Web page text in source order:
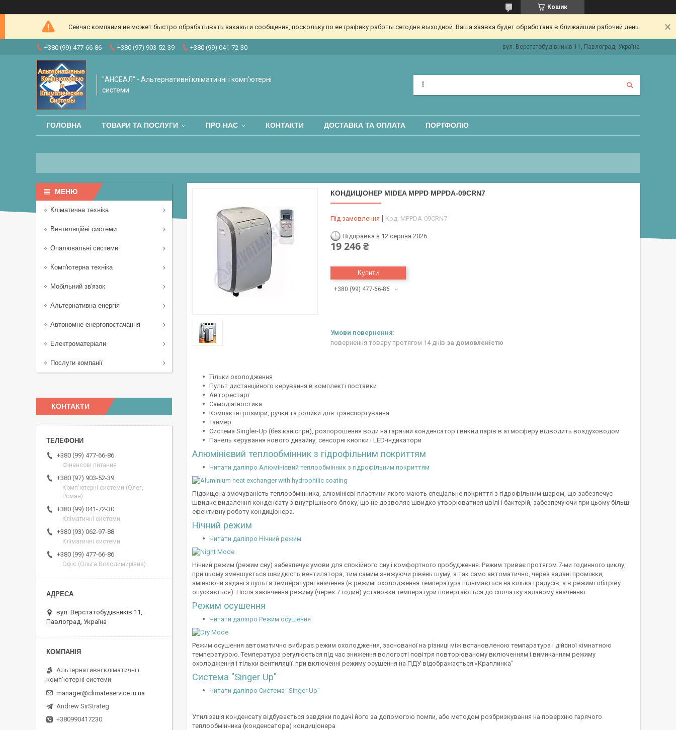
Кошик
Сейчас компания не может быстро обрабатывать заказы и сообщения, поскольку по ее графику работы сегодня выходной. Ваша заявка будет обработана в ближайший рабочий день.
+380 (99) 477-66-86 +380 (97) 903-52-39 +380 (99) 041-72-30 вул. Верстатобудівників 11, Павлоград, Україна
"АНСЕАЛ" - Альтернативні кліматичні і комп'ютерні
системи
ГОЛОВНА ТОВАРИ ТА ПОСЛУГИ ПРО НАС КОНТАКТИ ДОСТАВКА ТА ОПЛАТА ПОРТФОЛІО
КОНДИЦІОНЕР MIDEA MPPD MPPDA-09CRN7
Під замовлення Код: MPPDA-09CRN7
Відправка з 12 серпня 2026
19 246 ₴
Купити
+380 (99) 477-66-86
повернення товару протягом 14 днів за домовленістю
Тільки охолодження
Пульт дистанційного керування в комплекті поставки
Авторестарт
Самодіагностика
Компактні розміри, ручки та ролики для транспортування
Таймер
Система Singler-Up (без каністри), розпорошення води на гарячий конденсатор і викид парів в атмосферу відводить воздуховодом
Панель керування нового дизайну, сенсорні кнопки і LED-індикатори
Алюмінієвий теплообмінник з гідрофільним покриттям
Читати даліпро Алюмінієвий теплообмінник з гідрофільним покриттям
Підвищена змочуваність теплообмінника, алюмінієві пластини якого мають спеціальне покриття з гідрофільним шаром, що забезпечує
швидке видалення конденсату з внутрішнього блоку, що не дозволяє швидко утворюватися цвілі і бактерій, забезпечуючи при цьому більш
ефективну роботу кондиціонера.
Нічний режим
Читати даліпро Нічний режим
Нічний режим (режим сну) забезпечує умови для спокійного сну і комфортного пробудження. Режим триває протягом 7-ми годинного циклу,
при цьому зменшується швидкість вентилятора, тим самим знижуючи рівень шуму, а так само автоматично, через задані проміжки,
змінюючи задані з пульта температурні значення (в режимі охолодження температура піднімається на кілька градусів, а в режимі обігріву
опускається). Після закінчення режиму (через 7 годин) установки температури повертаються до спочатку заданому значенню.
Режим осушення
Читати даліпро Режим осушення
Режим осушення автоматично вибирає режим охолодження, заснованої на різниці між встановленою темпаратура і дійсної кімнатною
температурою. Температура регулюється під час зниження вологості повітря повторюваному включенням і вимиканням режиму
охолодження і тільки вентиляції. при включенні режиму осушення на ПДУ відображається «Краплинка"
Система "Singer Up"
Читати даліпро Система "Singer Up"
Утилізація конденсату відбувається завдяки подачі його за допомогою помпи, або методом розбризкування на поверхню гарячого
теплообмінника (конденсатора) кондиціонера
Кліматична техніка
Вентиляційні системи
Опалювальні системи
Комп'ютерна техніка
Мобільний зв'язок
Альтернативна енергія
Автономне енергопостачання
Електроматеріали
Послуги компанії
КОНТАКТИ
+380 (99) 477-66-86
Фінансові питання
+380 (97) 903-52-39
Комп'ютерні системи (Олег,
Роман)
+380 (99) 041-72-30
Кліматичні системи
+380 (93) 062-97-88
Кліматичні системи
+380 (99) 477-66-86
Офіс (Ольга Володимирівна)
вул. Верстатобудівників 11,
Павлоград, Україна
Альтернативні кліматичні і
комп'ютерні системи
manager@climateservice.in.ua
Andrew SirStrateg
+380990417230